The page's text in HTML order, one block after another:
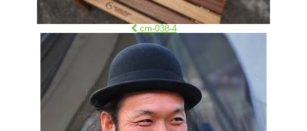
cm-038-4